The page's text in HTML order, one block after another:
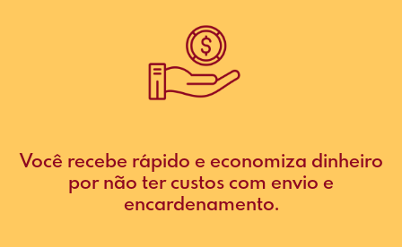
Você recebe rápido e economiza dinheiro
por não ter custos com envio e
encardenamento.